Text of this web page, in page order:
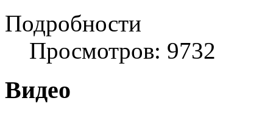
Подробности
Просмотров: 9732
Видео